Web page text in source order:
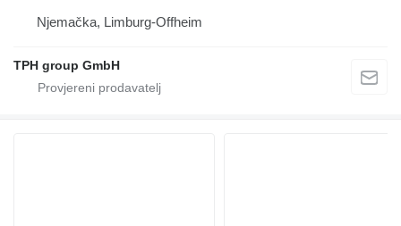
Njemačka, Limburg-Offheim
TPH group GmbH